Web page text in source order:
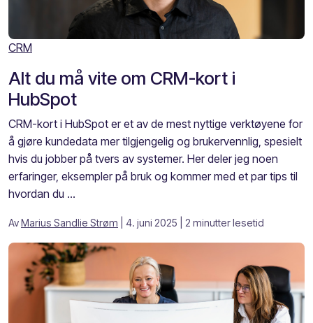
CRM
Alt du må vite om CRM-kort i
HubSpot
CRM-kort i HubSpot er et av de mest nyttige verktøyene for
å gjøre kundedata mer tilgjengelig og brukervennlig, spesielt
hvis du jobber på tvers av systemer. Her deler jeg noen
erfaringer, eksempler på bruk og kommer med et par tips til
hvordan du ...
AvMarius Sandlie Strøm | 4. juni 2025 | 2 minutter lesetid